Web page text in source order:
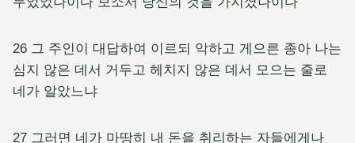
26 그 주인이 대답하여 이르되 악하고 게으른 종아 나는
심지 않은 데서 거두고 헤치지 않은 데서 모으는 줄로
네가 알았느냐
27 그러면 네가 마땅히 내 돈을 취리하는 자들에게나